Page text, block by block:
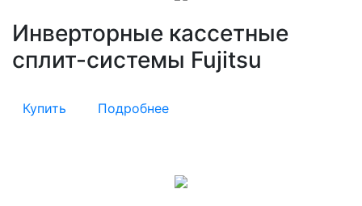
Инверторные кассетные
сплит-системы Fujitsu
Купить Подробнее